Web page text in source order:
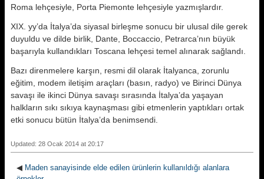
Roma lehçesiyle, Porta Piemonte leh­çesiyle yazmışlardır.
XIX. yy’da İtalya’da siyasal birleşme sonucu bir ulusal dile gerek
duyuldu ve dilde birlik, Dante, Boccaccio, Petrarca’nın büyük
başarıyla kullandık­ları Toscana lehçesi temel alınarak sağlandı.
Bazı direnmelere karşın, resmi dil olarak İtalyanca, zorunlu
eğitim, modem iletişim araçları (basın, radyo) ve Birinci Dünya
savaşı ile ikinci Dünya savaşı sırasında İtalya’da yaşayan
halkların sıkı sıkıya kaynaşması gibi etmenlerin yaptıkları ortak
etki sonucu bütün İtalya’da benimsendi.
Updated: 28 Ocak 2014 at 20:17
◀ Maden sanayisinde elde edilen ürünlerin kullanıldığı alanlara